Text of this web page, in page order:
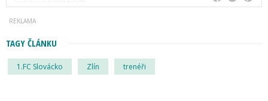
TAGY ČLÁNKU
1.FC Slovácko Zlín trenéři